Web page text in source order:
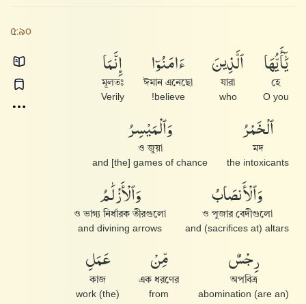
৫:৯০
يَٰٓأَيُّهَا
হে
O you
ٱلَّذِينَ
যারা
who
ءَامَنُوٓا۟
ঈমান এনেছো
believe!
إِنَّمَا
মূলতঃ
Verily
ٱلْخَمْرُ
মদ
the intoxicants
وَٱلْمَيْسِرُ
ও জুয়া
and [the] games of chance
وَٱلْأَنصَابُ
ও পূজার বেদীগুলো
and (sacrifices at) altars
وَٱلْأَزْلَٰمُ
ও ভাগ্য নির্ধারক তীরগুলো
and divining arrows
رِجْسٌ
অপবিত্র
(are an) abomination
مِّنْ
এক ধরণের
from
عَمَلِ
কাজ
(the) work